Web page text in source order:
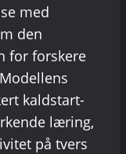
med
den
for forskere
kaldstart-
læring,
på tvers